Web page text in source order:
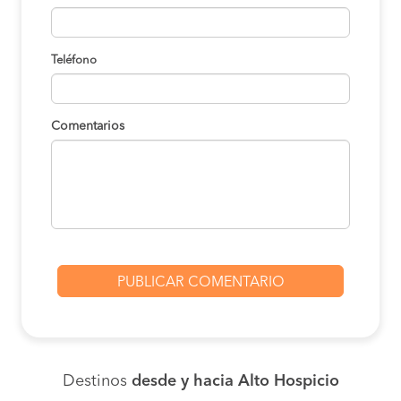
Teléfono
Comentarios
Destinos desde y hacia Alto Hospicio